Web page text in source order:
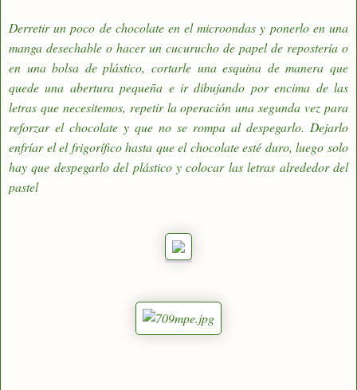
Derretir un poco de chocolate en el microondas y ponerlo en una
manga desechable o hacer un cucurucho de papel de repostería o
en una bolsa de plástico, cortarle una esquina de manera que
quede una abertura pequeña e ir dibujando por encima de las
letras que necesitemos, repetir la operación una segunda vez para
reforzar el chocolate y que no se rompa al despegarlo. Dejarlo
enfríar el el frigorífico hasta que el chocolate esté duro, luego solo
hay que despegarlo del plástico y colocar las letras alrededor del
pastel